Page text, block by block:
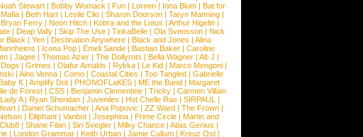
Stewart| Bobby Womack | Fun| Loreen| Iona Blum| Bat for
| Beth Hart| Leslie Clio| Sharon Doorson| Taryn Manning|
Bryan Ferry | Neon Hitch | Kobra and the Lotus | Arthur Higelin |
| Deap Vally | Skip The Use | TinkaBelle | Ola Svensson | Nick
Black | Yen| Destination Anywhere| Black and Jones | Alina
| Icona Pop| Emeli Sande| Bastian Baker| Caroline
| Jaqee| Thomas Azier| The Dollyrots | Bella Wagner| Alt-J |
| Grimes | Olafur Arnalds | Rykka | Le Kid | Marco Mengoni |
| Aino Venna| Como| Coastal Cities | Too Tangled| Gabrielle
K | Amplify Dot | PHONOFLaKES | ME the Band | Margaret
de Forest| CSS| Benjamin Clementine| Tricky| Carmen Villain
Lady A| Ryan Sheridan| Juveniles | Hot Chelle Rae| SIRPAUL
|
| Daniel Schumacher | Ana Popovic | ZZ Ward | The Frown |
| Elliphant | Vanbot | Josephina | Prime Circle | Martin and
Club8 | Shane Filan | Siri Svegler | Milky Chance | Atlas Genius |
| London Grammar | Keith Urban | Jamie Cullum | Kreuz Ost |